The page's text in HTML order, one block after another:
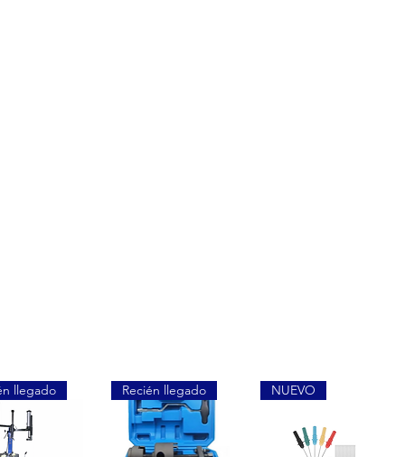
llegado Recién llegado NUEVO